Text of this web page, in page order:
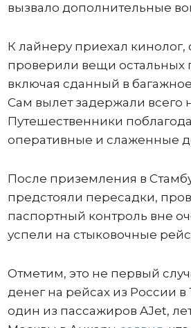
вызвало дополнительные
К лайнеру приехал кинолог,
проверили вещи остальных
включая сданный в
Сам вылет задержали всего
Путешественники
оперативные и слаженные
После приземления в
предстояли пересадки,
паспортный контроль вне
успели на стыковочные
Отметим, это не первый
денег на рейсах из России
один из пассажиров AJet,